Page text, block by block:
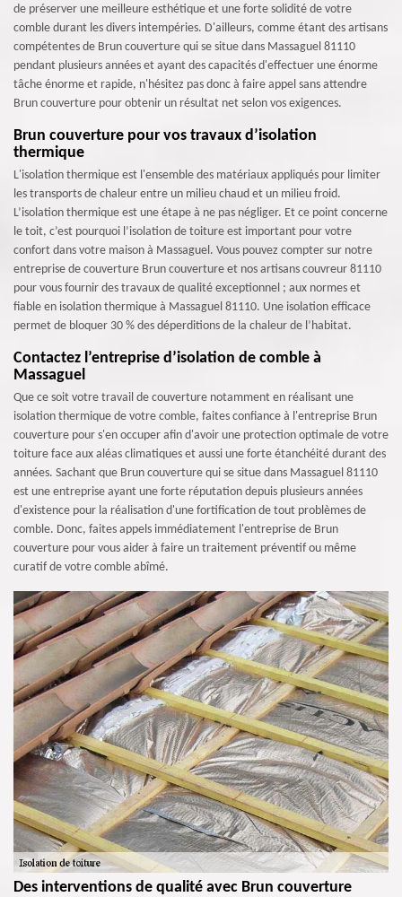
de préserver une meilleure esthétique et une forte solidité de votre
comble durant les divers intempéries. D'ailleurs, comme étant des artisans
compétentes de Brun couverture qui se situe dans Massaguel 81110
pendant plusieurs années et ayant des capacités d'effectuer une énorme
tâche énorme et rapide, n'hésitez pas donc à faire appel sans attendre
Brun couverture pour obtenir un résultat net selon vos exigences.
Brun couverture pour vos travaux d’isolation
thermique
L'isolation thermique est l'ensemble des matériaux appliqués pour limiter
les transports de chaleur entre un milieu chaud et un milieu froid.
L’isolation thermique est une étape à ne pas négliger. Et ce point concerne
le toit, c’est pourquoi l’isolation de toiture est important pour votre
confort dans votre maison à Massaguel. Vous pouvez compter sur notre
entreprise de couverture Brun couverture et nos artisans couvreur 81110
pour vous fournir des travaux de qualité exceptionnel ; aux normes et
fiable en isolation thermique à Massaguel 81110. Une isolation efficace
permet de bloquer 30 % des déperditions de la chaleur de l’habitat.
Contactez l’entreprise d’isolation de comble à
Massaguel
Que ce soit votre travail de couverture notamment en réalisant une
isolation thermique de votre comble, faites confiance à l'entreprise Brun
couverture pour s'en occuper afin d'avoir une protection optimale de votre
toiture face aux aléas climatiques et aussi une forte étanchéité durant des
années. Sachant que Brun couverture qui se situe dans Massaguel 81110
est une entreprise ayant une forte réputation depuis plusieurs années
d'existence pour la réalisation d'une fortification de tout problèmes de
comble. Donc, faites appels immédiatement l'entreprise de Brun
couverture pour vous aider à faire un traitement préventif ou même
curatif de votre comble abîmé.
Des interventions de qualité avec Brun couverture